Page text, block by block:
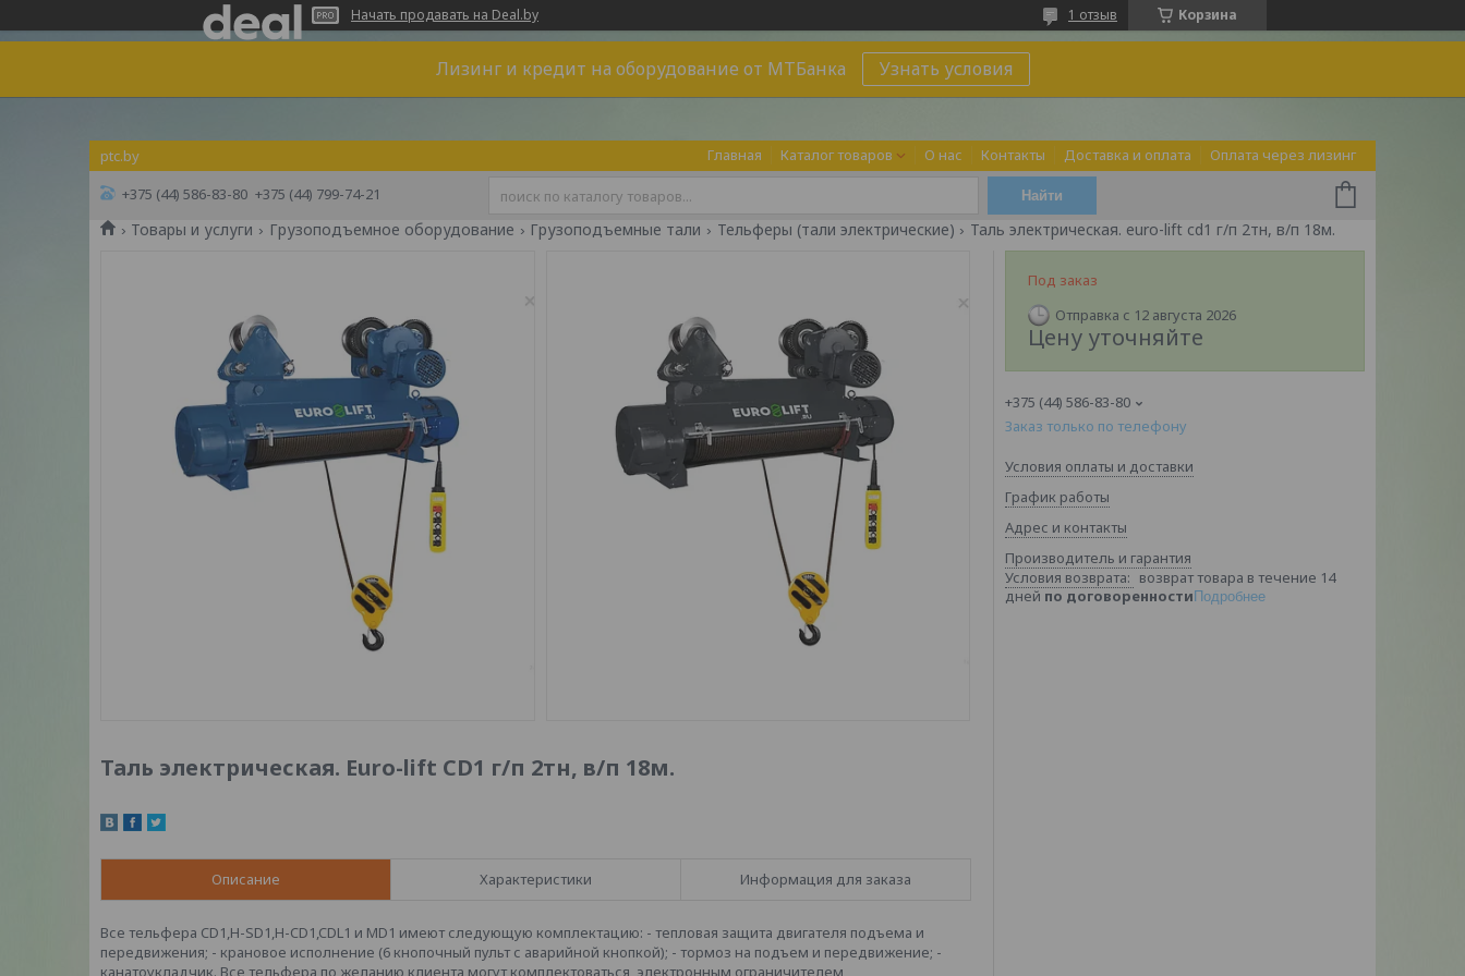
Начать продавать на Deal.by Корзина
1 отзыв
Лизинг и кредит на оборудование от МТБанка Узнать условия
ptc.by Главная Каталог товаров О нас Контакты Доставка и оплата Оплата через лизинг
+375 (44) 586-83-80 +375 (44) 799-74-21 Найти
Товары и услуги Грузоподъемное оборудование Грузоподъемные тали Тельферы (тали электрические) Таль электрическая. euro-lift cd1 г/п 2тн, в/п 18м.
Таль электрическая. Euro-lift CD1 г/п 2тн, в/п 18м.
Описание Характеристики Информация для заказа
Все тельфера CD1,H-SD1,H-CD1,CDL1 и MD1 имеют следующую комплектацию: - тепловая защита двигателя подъема и
передвижения; - крановое исполнение (6 кнопочный пульт с аварийной кнопкой); - тормоз на подъем и передвижение; -
канатоукладчик. Все тельфера по желанию клиента могут комплектоваться электронным ограничителем
Под заказ
Отправка с 12 августа 2026
Цену уточняйте
+375 (44) 586-83-80
Заказ только по телефону
Условия оплаты и доставки
График работы
Адрес и контакты
Производитель и гарантия
возврат товара в течение 14
дней по договоренности Подробнее